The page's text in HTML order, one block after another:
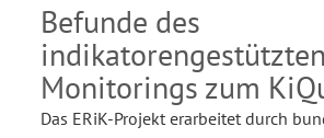
Befunde des
indikatorengestützten
Monitorings zum
Das ERiK-Projekt erarbeitet durch